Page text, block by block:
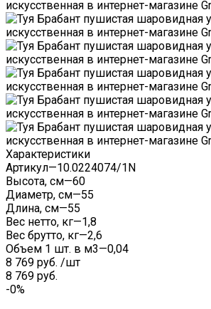
Характеристики
Артикул—10.0224074/1N
Высота, см—60
Диаметр, см—55
Длина, см—55
Вес нетто, кг—1,8
Вес брутто, кг—2,6
Объем 1 шт. в м3—0,04
8 769 руб. /шт
8 769 руб.
-0%